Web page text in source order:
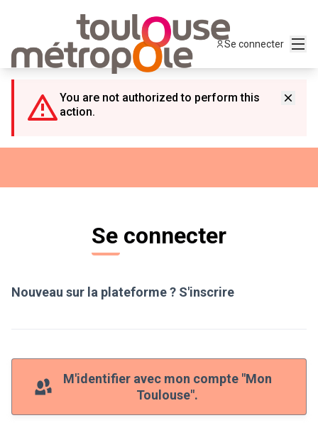
Se connecter
You are not authorized to perform this
action.
Se connecter
Nouveau sur la plateforme ? S'inscrire
M'identifier avec mon compte "Mon
Toulouse".